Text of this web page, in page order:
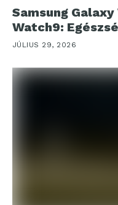
Samsung
Watch9:
JÚLIUS 29, 2026